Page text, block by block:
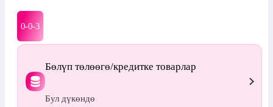
0-0-3
Бөлүп төлөөгө/кредитке товарлар
Бул дүкөндө